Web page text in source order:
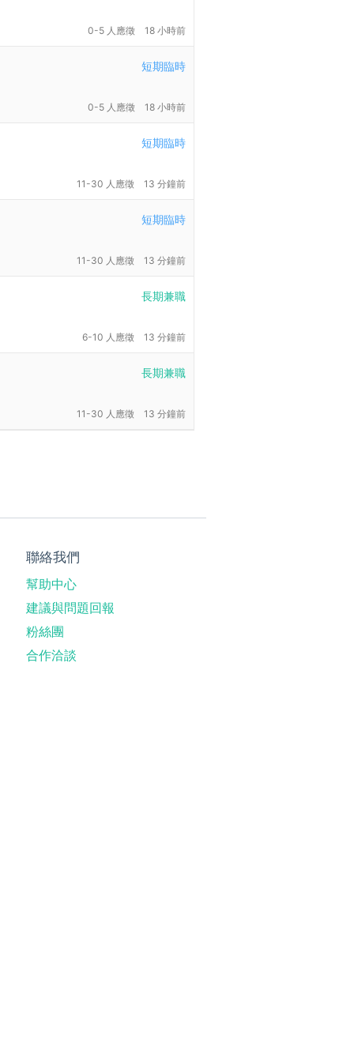
0-5 人應徵 18 小時前
短期臨時
0-5 人應徵 18 小時前
短期臨時
11-30 人應徵 13 分鐘前
短期臨時
11-30 人應徵 13 分鐘前
長期兼職
6-10 人應徵 13 分鐘前
長期兼職
11-30 人應徵 13 分鐘前
聯絡我們
幫助中心
建議與問題回報
粉絲團
合作洽談